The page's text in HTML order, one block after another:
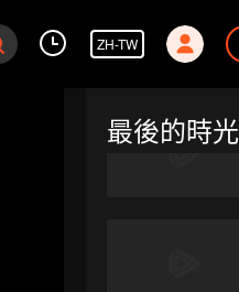
ZH-TW
最後的時光